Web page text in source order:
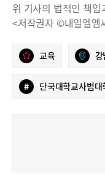
위 기사의 법적인 책
<저작권자 ©내일엘엠
교육 강
# 단국대학교사범